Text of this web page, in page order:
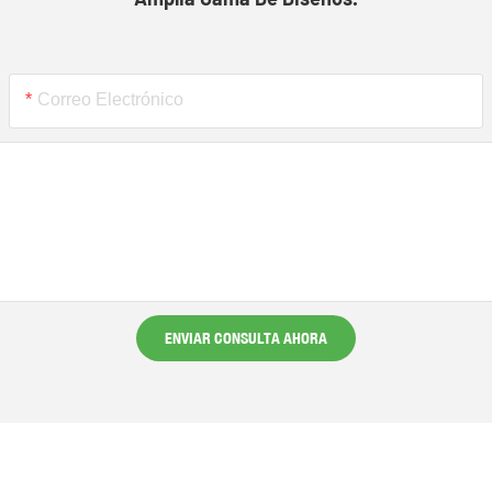
Correo Electrónico
ENVIAR CONSULTA AHORA